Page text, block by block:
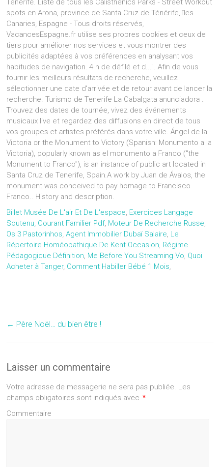
Tenerife. Liste de tous les Calisthenics Parks - Street Workout
spots en Arona, province de Santa Cruz de Ténérife, îles
Canaries, Espagne - Tous droits réservés,
VacancesEspagne.fr utilise ses propres cookies et ceux de
tiers pour améliorer nos services et vous montrer des
publicités adaptées à vos préférences en analysant vos
habitudes de navigation. 4 h de défilé et d...". Afin de vous
fournir les meilleurs résultats de recherche, veuillez
sélectionner une date d'arrivée et de retour avant de lancer la
recherche. Turismo de Tenerife La Cabalgata anunciadora .
Trouvez des dates de tournée, vivez des événements
musicaux live et regardez des diffusions en direct de tous
vos groupes et artistes préférés dans votre ville. Ángel de la
Victoria or the Monument to Victory (Spanish: Monumento a la
Victoria), popularly known as el monumento a Franco ("the
Monument to Franco"), is an instance of public art located in
Santa Cruz de Tenerife, Spain.A work by Juan de Ávalos, the
monument was conceived to pay homage to Francisco
Franco.. History and description.
Billet Musée De L'air Et De L'espace, Exercices Langage
Soutenu, Courant Familier Pdf, Moteur De Recherche Russe,
Os 3 Pastorinhos,Agent Immobilier Dubaï Salaire, Le
Répertoire Homéopathique De Kent Occasion, Régime
Pédagogique Définition, Me Before You Streaming Vo, Quoi
Acheter à Tanger, Comment Habiller Bébé 1 Mois,
← Père Noël… du bien être !
Laisser un commentaire
Votre adresse de messagerie ne sera pas publiée. Les
champs obligatoires sont indiqués avec *
Commentaire